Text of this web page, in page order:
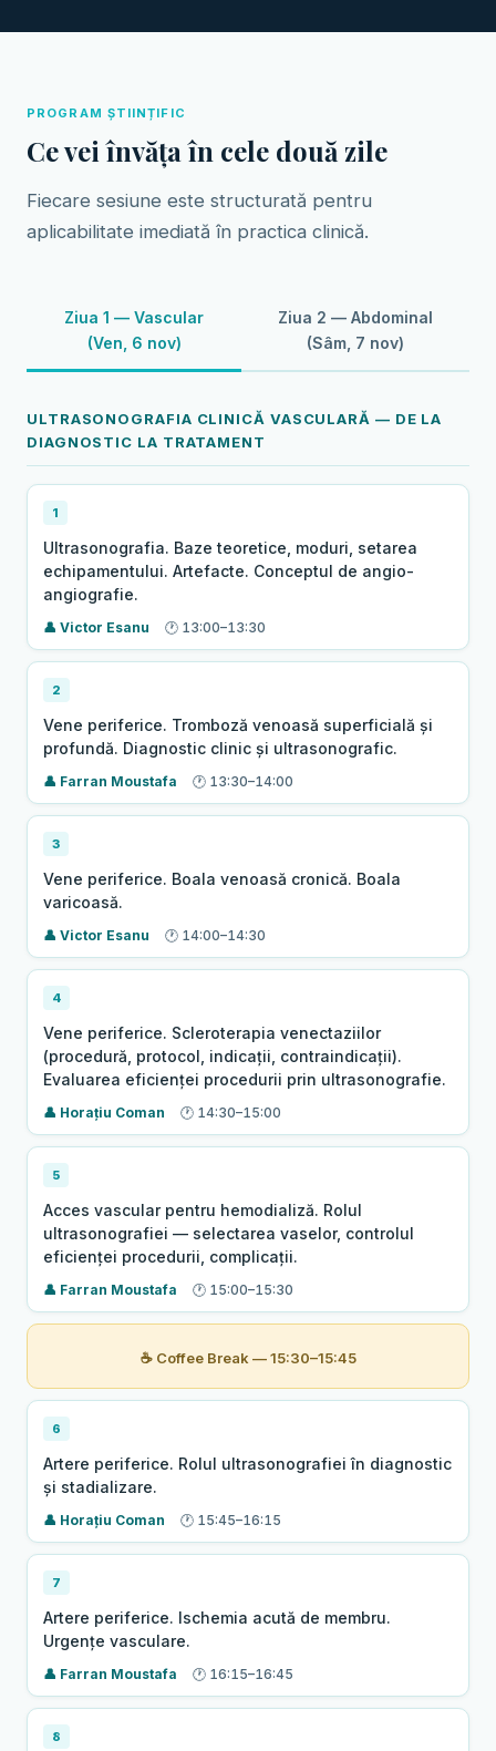
PROGRAM ȘTIINȚIFIC
Ce vei învăța în cele două zile
Fiecare sesiune este structurată pentru
aplicabilitate imediată în practica clinică.
Ziua 1 — Vascular
(Ven, 6 nov)
Ziua 2 — Abdominal
(Sâm, 7 nov)
ULTRASONOGRAFIA CLINICĂ VASCULARĂ — DE LA
DIAGNOSTIC LA TRATAMENT
1
Ultrasonografia. Baze teoretice, moduri, setarea
echipamentului. Artefacte. Conceptul de angio-
angiografie.
Victor Esanu 13:00–13:30
2
Vene periferice. Tromboză venoasă superficială și
profundă. Diagnostic clinic și ultrasonografic.
Farran Moustafa 13:30–14:00
3
Vene periferice. Boala venoasă cronică. Boala
varicoasă.
Victor Esanu 14:00–14:30
4
Vene periferice. Scleroterapia venectaziilor
(procedură, protocol, indicații, contraindicații).
Evaluarea eficienței procedurii prin ultrasonografie.
Horațiu Coman 14:30–15:00
5
Acces vascular pentru hemodializă. Rolul
ultrasonografiei — selectarea vaselor, controlul
eficienței procedurii, complicații.
Farran Moustafa 15:00–15:30
☕ Coffee Break — 15:30–15:45
6
Artere periferice. Rolul ultrasonografiei în diagnostic
și stadializare.
Horațiu Coman 15:45–16:15
7
Artere periferice. Ischemia acută de membru.
Urgențe vasculare.
Farran Moustafa 16:15–16:45
8